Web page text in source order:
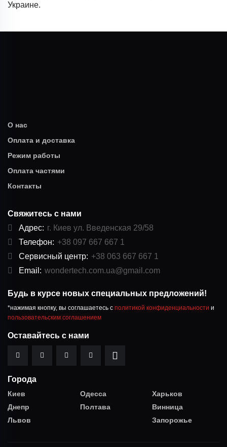
Украине.
О нас
Оплата и доставка
Режим работы
Оплата частями
Контакты
Свяжитесь с нами
Адрес: г. Киев ул. Введенская 29/58
Телефон: +38 097 667 667 1
Сервисный центр: +38 063 667 667 1
Email: wondertech.com.ua@gmail.com
Будь в курсе новых специальных предложений!
*нажимая кнопку, вы соглашаетесь с политикой конфиденциальности и
пользовательским соглашением
Оставайтесь с нами
Города
Киев Одесса
Харьков
Днепр
Полтава
Винница
Львов
Запорожье